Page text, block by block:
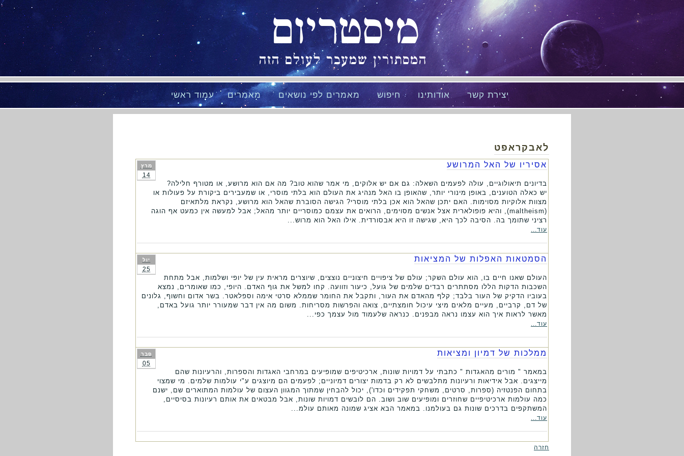
מיסטריום
המסתורין שמעבר לעולם הזה
עמוד ראשי מאמרים מאמרים לפי נושאים חיפוש אודותינו יצירת קשר
לאבקראפט
מרץ
14
אסיריו של האל המרושע
בדיונים תיאולוגיים, עולה לפעמים השאלה: גם אם יש אלוקים, מי אמר שהוא טוב? מה אם הוא מרושע, או מטורף חלילה?
יש כאלה הטוענים, באופן מינורי יותר, שהאופן בו האל מנהיג את העולם הוא בלתי מוסרי, או שמעבירים ביקורת על פעולות או
מצוות אלוקיות מסוימות. האם יתכן שהאל הוא אכן בלתי מוסרי? הגישה הסוברת שהאל הוא מרושע, נקראת מלתאיזם
(maltheism), והיא פופולארית אצל אנשים מסוימים, הרואים את עצמם כמוסריים יותר מהאל; אבל למעשה אין כמעט אף הוגה
רציני שתומך בה. הסיבה לכך היא, שגישה זו היא אבסורדית. אילו האל הוא מרוש...
עוד...
יול
25
הסמטאות האפלות של המציאות
העולם שאנו חיים בו, הוא עולם השקר; עולם של ציפויים חיצוניים נוצצים, שיוצרים מראית עין של יופי ושלמות, אבל מתחת
השכבות הדקות הללו מסתתרים רבדים שלמים של גועל, כיעור וזוועה. קחו למשל את גוף האדם. היופי, כמו שאומרים, נמצא
בעוביו הדקיק של העור בלבד; קלף מהאדם את העור, ותקבל את החומר שממלא סרטי אימה וספלאטר. בשר אדום וחשוף, גלונים
של דם, קרביים, מעיים מלאים מיצי עיכול חומצתיים, צואה והפרשות מסריחות. משום מה אין דבר שמעורר יותר גועל באדם,
מאשר לראות איך הוא עצמו נראה מבפנים. כנראה שלעמוד מול עצמך כפי...
עוד...
פבר
05
ממלכות של דמיון ומציאות
במאמר " מורים מהאגדות " כתבתי על דמויות שונות, ארכיטיפים שמופיעים במרחבי האגדות והספרות, והרעיונות שהם
מייצגים. אבל אידיאות ורעיונות מתלבשים לא רק בדמות יצורים דמיוניים; לפעמים הם מיוצגים ע"י עולמות שלמים. מי שמצוי
בתחום הפנטזיה (ספרות, סרטים, משחקי תפקידים וכדו'), יכול להבחין שמתוך המגוון העצום של עולמות המתוארים שם, ישנם
כמה עולמות ארכיטיפיים שחוזרים ומופיעים שוב ושוב. הם לובשים דמויות שונות, אבל מבטאים את אותם רעיונות בסיסיים,
המשתקפים בדרכים שונות גם בעולמנו. במאמר הבא אציג שמונה מאותם עולמ...
עוד...
חזרה